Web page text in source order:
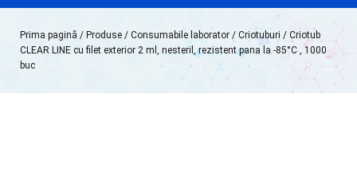
Prima pagină / Produse / Consumabile laborator / Criotuburi / Criotub
CLEAR LINE cu filet exterior 2 ml, nesteril, rezistent pana la -85°C , 1000
buc